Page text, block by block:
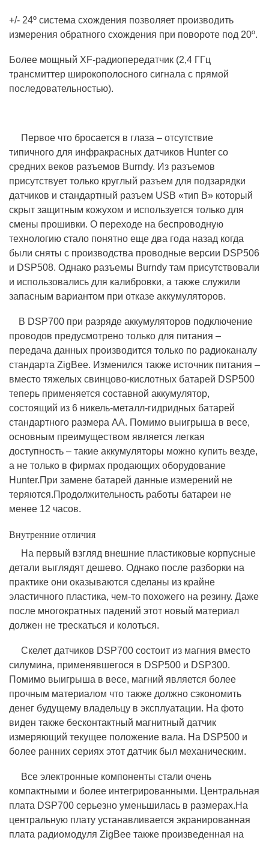
+/- 24º система схождения позволяет производить
измерения обратного схождения при повороте под 20º.
Более мощный XF-радиопередатчик (2,4 ГГц
трансмиттер широкополосного сигнала с прямой
последовательностью).
Первое что бросается в глаза – отсутствие
типичного для инфракрасных датчиков Hunter со
средних веков разъемов Burndy. Из разъемов
присутствует только круглый разъем для подзарядки
датчиков и стандартный разъем USB «тип B» который
скрыт защитным кожухом и используется только для
смены прошивки. О переходе на беспроводную
технологию стало понятно еще два года назад когда
были сняты с производства проводные версии DSP506
и DSP508. Однако разъемы Burndy там присутствовали
и использовались для калибровки, а также служили
запасным вариантом при отказе аккумуляторов.
В DSP700 при разряде аккумуляторов подключение
проводов предусмотрено только для питания –
передача данных производится только по радиоканалу
стандарта ZigBee. Изменился также источник питания –
вместо тяжелых свинцово-кислотных батарей DSP500
теперь применяется составной аккумулятор,
состоящий из 6 никель-металл-гидридных батарей
стандартного размера AA. Помимо выигрыша в весе,
основным преимуществом является легкая
доступность – такие аккумуляторы можно купить везде,
а не только в фирмах продающих оборудование
Hunter.При замене батарей данные измерений не
теряются.Продолжительность работы батареи не
менее 12 часов.
Внутренние отличия
На первый взгляд внешние пластиковые корпусные
детали выглядят дешево. Однако после разборки на
практике они оказываются сделаны из крайне
эластичного пластика, чем-то похожего на резину. Даже
после многократных падений этот новый материал
должен не трескаться и колоться.
Скелет датчиков DSP700 состоит из магния вместо
силумина, применявшегося в DSP500 и DSP300.
Помимо выигрыша в весе, магний является более
прочным материалом что также должно сэкономить
денег будущему владельцу в эксплуатации. На фото
виден также бесконтактный магнитный датчик
измеряющий текущее положение вала. На DSP500 и
более ранних сериях этот датчик был механическим.
Все электронные компоненты стали очень
компактными и более интегрированными. Центральная
плата DSP700 серьезно уменьшилась в размерах.На
центральную плату устанавливается экранированная
плата радиомодуля ZigBee также произведенная на